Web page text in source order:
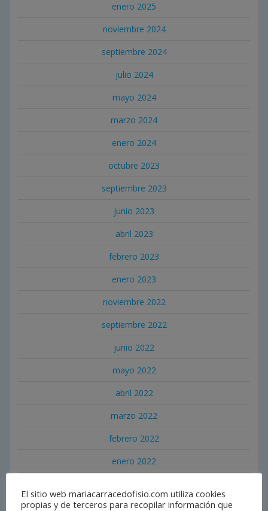
enero 2025
noviembre 2024
septiembre 2024
julio 2024
mayo 2024
marzo 2024
enero 2024
octubre 2023
septiembre 2023
junio 2023
abril 2023
febrero 2023
enero 2023
noviembre 2022
septiembre 2022
junio 2022
mayo 2022
abril 2022
marzo 2022
febrero 2022
enero 2022
noviembre 2021
El sitio web mariacarracedofisio.com utiliza cookies
propias y de terceros para recopilar información que